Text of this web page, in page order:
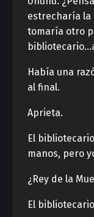
estrecharía la
tomaría otro
Había una
al final.
Aprieta.
El
manos, pero
¿Rey de la
El